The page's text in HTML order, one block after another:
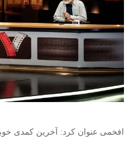
افخمی عنوان کرد: آخرین کمدی